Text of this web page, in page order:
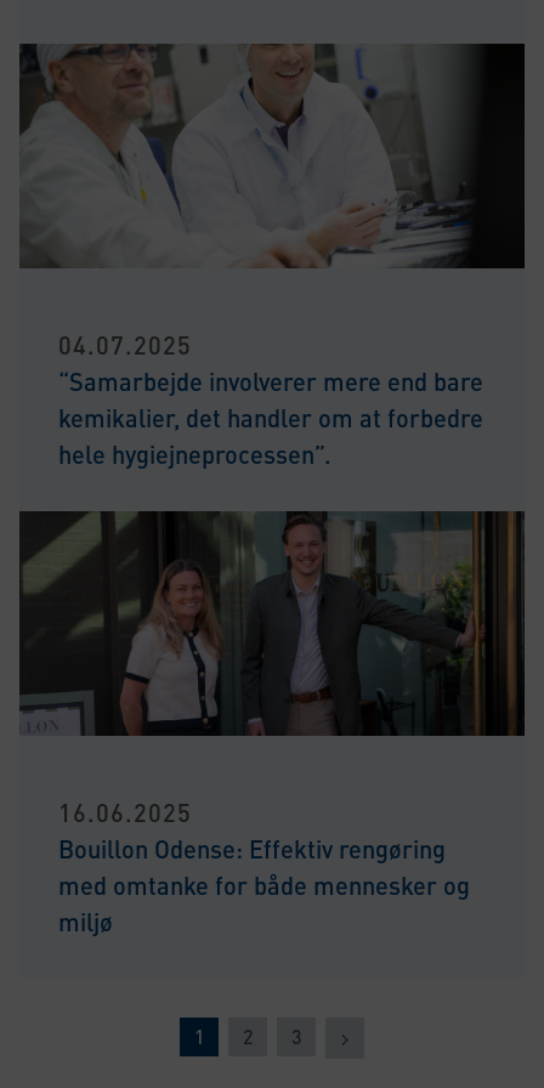
04.07.2025
“Samarbejde involverer mere end bare
kemikalier, det handler om at forbedre
hele hygiejneprocessen”.
16.06.2025
Bouillon Odense: Effektiv rengøring
med omtanke for både mennesker og
miljø
1 2 3